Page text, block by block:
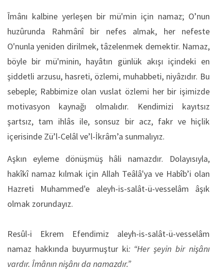
Îmânı kalbine yerleşen bir mü'min için namaz; O’nun
huzûrunda Rahmânî bir nefes almak, her nefeste
O'nunla yeniden dirilmek, tâzelenmek demektir. Namaz,
böyle bir mü'minin, hayâtın günlük akışı içindeki en
şiddetli arzusu, hasreti, özlemi, muhabbeti, niyâzıdır. Bu
sebeple; Rabbimize olan vuslat özlemi her bir işimizde
motivasyon kaynağı olmalıdır. Kendimizi kayıtsız
şartsız, tam ihlâs ile, sonsuz bir acz, fakr ve hiçlik
içerisinde Zü’l-Celâl ve’l-İkrâm’a sunmalıyız.
Aşkın eyleme dönüşmüş hâli namazdır. Dolayısıyla,
hakîkî namaz kılmak için Allah Teâlâ'ya ve Habîb’i olan
Hazreti Muhammed'e aleyh-is-salât-ü-vesselâm âşık
olmak zorundayız.
Resûl-i Ekrem Efendimiz aleyh-is-salât-ü-vesselâm
namaz hakkında buyurmuştur ki: “Her şeyin bir nişânı
vardır. Îmânın nişânı da namazdır.”